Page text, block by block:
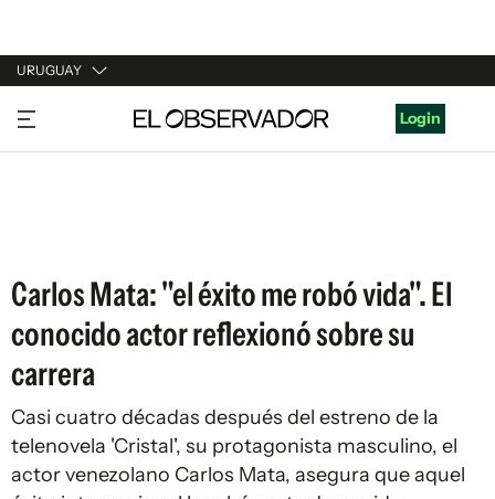
URUGUAY
URUGUAY
ARGENTINA
Login
Carlos Mata: "el éxito me robó vida". El
conocido actor reflexionó sobre su
carrera
Casi cuatro décadas después del estreno de la
telenovela 'Cristal', su protagonista masculino, el
actor venezolano Carlos Mata, asegura que aquel